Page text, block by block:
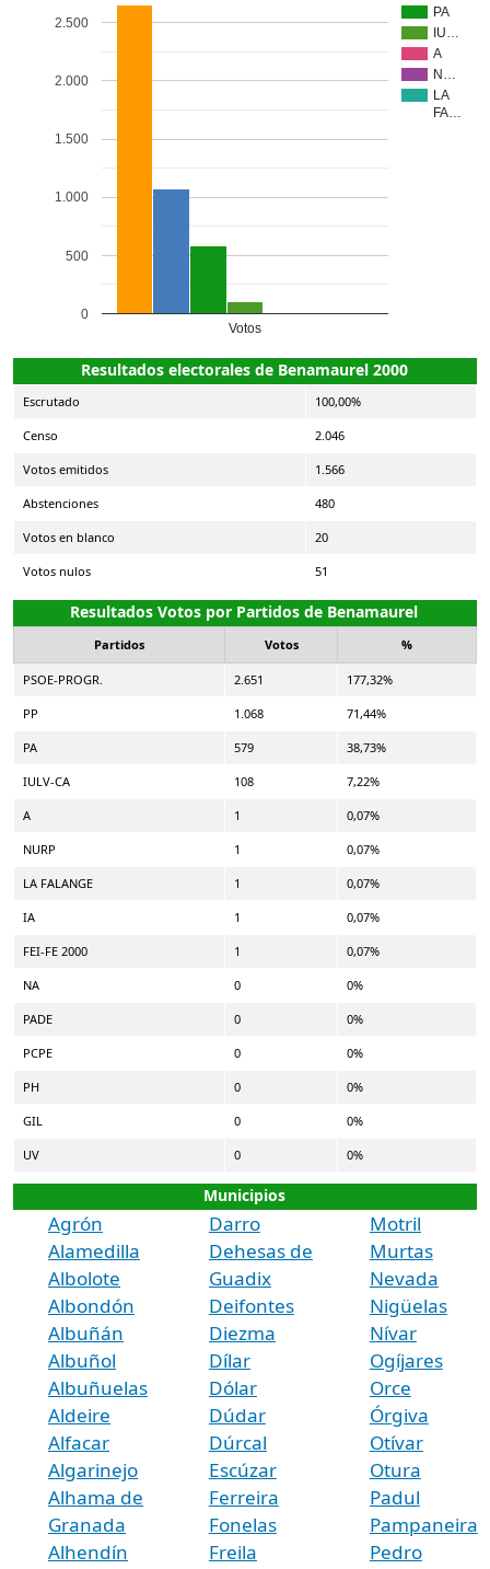
PA
IU…
A
N…
LA
FA…
Votos
0
500
1.000
1.500
2.000
2.500
Resultados electorales de Benamaurel 2000
Escrutado 100,00%
Censo 2.046
Votos emitidos 1.566
Abstenciones 480
Votos en blanco 20
Votos nulos 51
Resultados Votos por Partidos de Benamaurel
Partidos Votos %
PSOE-PROGR. 2.651 177,32%
PP 1.068 71,44%
PA 579 38,73%
IULV-CA 108 7,22%
A 1 0,07%
NURP 1 0,07%
LA FALANGE 1 0,07%
IA 1 0,07%
FEI-FE 2000 1 0,07%
NA 0 0%
PADE 0 0%
PCPE 0 0%
PH 0 0%
GIL 0 0%
UV 0 0%
Municipios
Agrón
Alamedilla
Albolote
Albondón
Albuñán
Albuñol
Albuñuelas
Aldeire
Alfacar
Algarinejo
Alhama de
Granada
Alhendín
Darro
Dehesas de
Guadix
Deifontes
Diezma
Dílar
Dólar
Dúdar
Dúrcal
Escúzar
Ferreira
Fonelas
Freila
Motril
Murtas
Nevada
Nigüelas
Nívar
Ogíjares
Orce
Órgiva
Otívar
Otura
Padul
Pampaneira
Pedro